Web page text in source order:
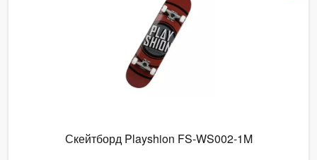
Скейтборд Playshion FS-WS002-1M